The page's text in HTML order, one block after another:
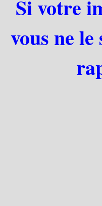
Si votre
vous ne